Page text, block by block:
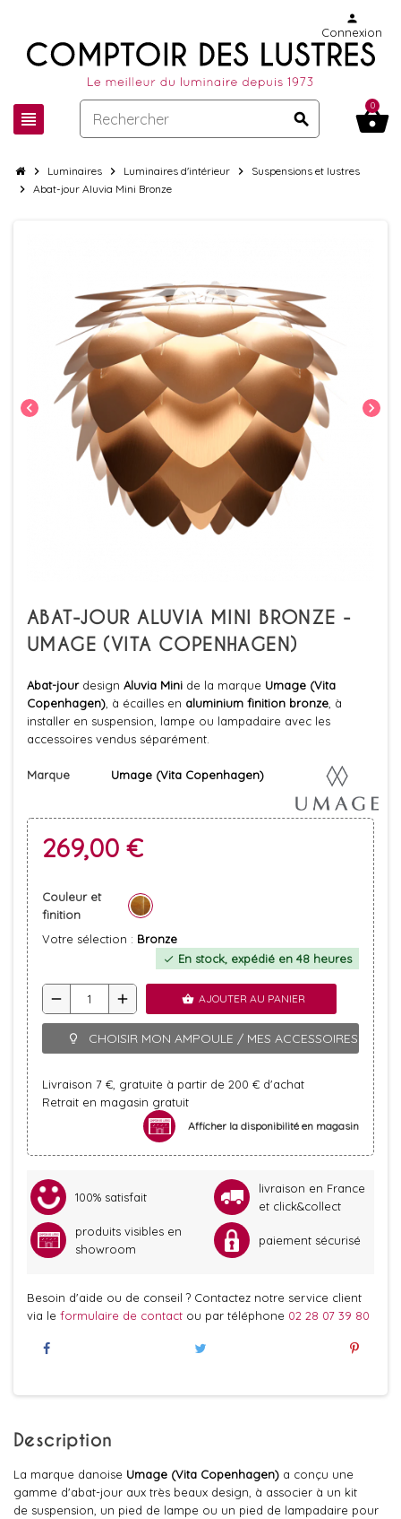
view_headline search
person
Connexion
shopping_basket
0
chevron_right Luminaires chevron_right Luminaires d'intérieur chevron_right Suspensions et lustres
chevron_right Abat-jour Aluvia Mini Bronze
chevron_left chevron_right
ABAT-JOUR ALUVIA MINI BRONZE -
UMAGE (VITA COPENHAGEN)
Abat-jourdesign Aluvia Mini de la marque Umage (Vita
Copenhagen) , à écailles en aluminium finition bronze , à
installer en suspension, lampe ou lampadaire avec les
accessoires vendus séparément.
Marque Umage (Vita Copenhagen)
269,00 €
Couleur et
finition
Votre sélection : Bronze
check En stock, expédié en 48 heures
remove add shopping_basket AJOUTER AU PANIER
lightbulb_outline CHOISIR MON AMPOULE / MES ACCESSOIRES
Livraison 7 €, gratuite à partir de 200 € d'achat
Retrait en magasin gratuit
Afficher la disponibilité en magasin
100% satisfait
livraison en France
et click&collect
produits visibles en
showroom
paiement sécurisé
Besoin d'aide ou de conseil ? Contactez notre service client
via le formulaire de contact ou par téléphone 02 28 07 39 80
Description
La marque danoise Umage (Vita Copenhagen) a conçu une
gamme d'abat-jour aux très beaux design, à associer à un kit
de suspension, un pied de lampe ou un pied de lampadaire pour